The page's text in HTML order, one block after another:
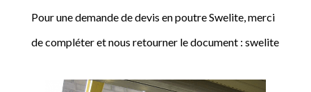
Pour une demande de devis en poutre Swelite, merci
de compléter et nous retourner le document : swelite